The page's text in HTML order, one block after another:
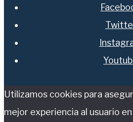
Utilizamos cookies para
mejor experiencia al usuario